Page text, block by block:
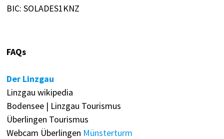
BIC: SOLADES1KNZ
FAQs
Der Linzgau
Linzgau wikipedia
Bodensee | Linzgau Tourismus
Überlingen Tourismus
Webcam Überlingen Münsterturm